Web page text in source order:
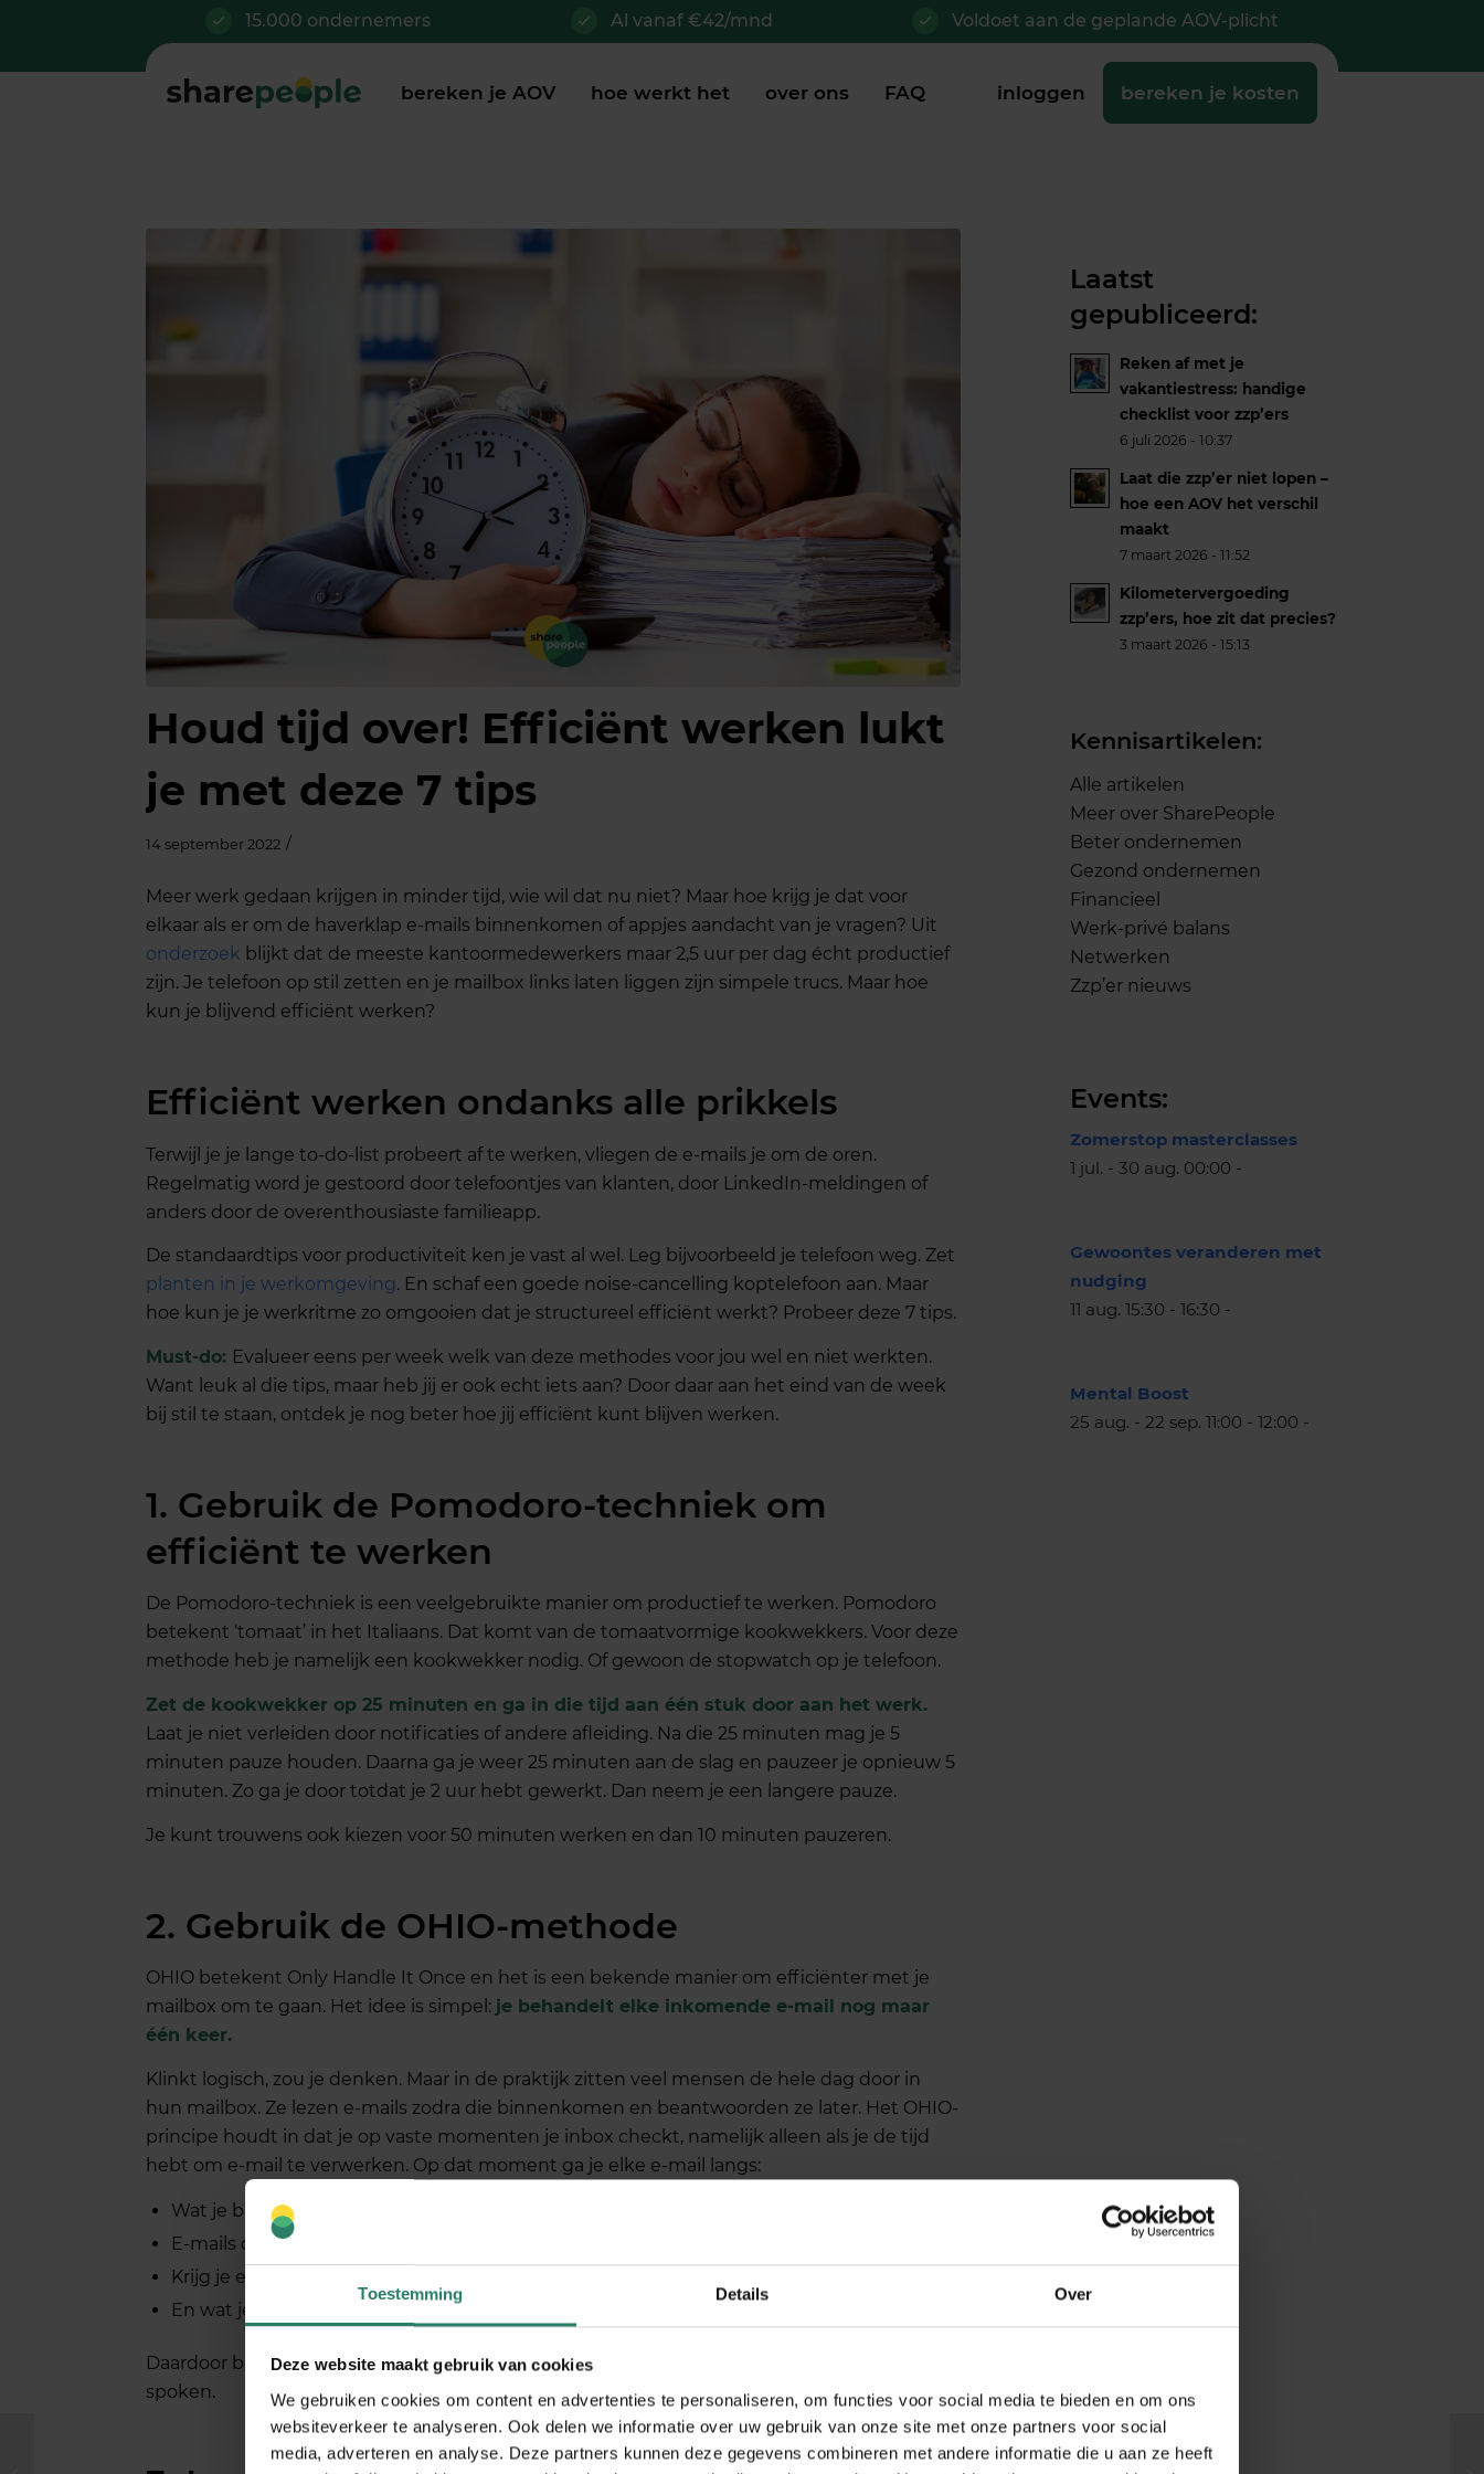
Toestemming Details Over
Deze website maakt gebruik van cookies
We gebruiken cookies om content en advertenties te personaliseren, om functies voor social media te bieden en om ons
websiteverkeer te analyseren. Ook delen we informatie over uw gebruik van onze site met onze partners voor social
media, adverteren en analyse. Deze partners kunnen deze gegevens combineren met andere informatie die u aan ze heeft
15.000 ondernemers Al vanaf €42/mnd Voldoet aan de geplande AOV-plicht
bereken je AOV hoe werkt het over ons FAQ inloggen bereken je kosten
Houd tijd over! Efficiënt werken lukt
je met deze 7 tips
14 september 2022 /
Meer werk gedaan krijgen in minder tijd, wie wil dat nu niet? Maar hoe krijg je dat voor
elkaar als er om de haverklap e-mails binnenkomen of appjes aandacht van je vragen? Uit
onderzoek blijkt dat de meeste kantoormedewerkers maar 2,5 uur per dag écht productief
zijn. Je telefoon op stil zetten en je mailbox links laten liggen zijn simpele trucs. Maar hoe
kun je blijvend efficiënt werken?
Efficiënt werken ondanks alle prikkels
Terwijl je je lange to-do-list probeert af te werken, vliegen de e-mails je om de oren.
Regelmatig word je gestoord door telefoontjes van klanten, door LinkedIn-meldingen of
anders door de overenthousiaste familieapp.
De standaardtips voor productiviteit ken je vast al wel. Leg bijvoorbeeld je telefoon weg. Zet
planten in je werkomgeving. En schaf een goede noise-cancelling koptelefoon aan. Maar
hoe kun je je werkritme zo omgooien dat je structureel efficiënt werkt? Probeer deze 7 tips.
Must-do: Evalueer eens per week welk van deze methodes voor jou wel en niet werkten.
Want leuk al die tips, maar heb jij er ook echt iets aan? Door daar aan het eind van de week
bij stil te staan, ontdek je nog beter hoe jij efficiënt kunt blijven werken.
1. Gebruik de Pomodoro-techniek om
efficiënt te werken
De Pomodoro-techniek is een veelgebruikte manier om productief te werken. Pomodoro
betekent ‘tomaat’ in het Italiaans. Dat komt van de tomaatvormige kookwekkers. Voor deze
methode heb je namelijk een kookwekker nodig. Of gewoon de stopwatch op je telefoon.
Zet de kookwekker op 25 minuten en ga in die tijd aan één stuk door aan het werk.
Laat je niet verleiden door notificaties of andere afleiding. Na die 25 minuten mag je 5
minuten pauze houden. Daarna ga je weer 25 minuten aan de slag en pauzeer je opnieuw 5
minuten. Zo ga je door totdat je 2 uur hebt gewerkt. Dan neem je een langere pauze.
Je kunt trouwens ook kiezen voor 50 minuten werken en dan 10 minuten pauzeren.
2. Gebruik de OHIO-methode
OHIO betekent Only Handle It Once en het is een bekende manier om efficiënter met je
mailbox om te gaan. Het idee is simpel: je behandelt elke inkomende e-mail nog maar
één keer.
Klinkt logisch, zou je denken. Maar in de praktijk zitten veel mensen de hele dag door in
hun mailbox. Ze lezen e-mails zodra die binnenkomen en beantwoorden ze later. Het OHIO-
principe houdt in dat je op vaste momenten je inbox checkt, namelijk alleen als je de tijd
hebt om e-mail te verwerken. Op dat moment ga je elke e-mail langs:
Wat je binnen 5 minuten kunt beantwoorden, beantwoord je direct.
E-mails die meer tijd kosten, zet je op je takenlijst voor vandaag of morgen.
Krijg je een verzoek binnen? Zet het in je agenda voor een bepaald moment.
En wat je kunt weggooien, sleep je direct naar de prullenbak.
Daardoor ben je minder tijd kwijt aan je mailbox en blijven e-mails niet door je hoofd
spoken.
Laatst
gepubliceerd:
Reken af met je
vakantiestress: handige
checklist voor zzp’ers
6 juli 2026 - 10:37
Laat die zzp’er niet lopen –
hoe een AOV het verschil
maakt
7 maart 2026 - 11:52
Kilometervergoeding
zzp’ers, hoe zit dat precies?
3 maart 2026 - 15:13
Kennisartikelen:
Alle artikelen
Meer over SharePeople
Beter ondernemen
Gezond ondernemen
Financieel
Werk-privé balans
Netwerken
Zzp’er nieuws
Events:
Zomerstop masterclasses
1 jul. - 30 aug. 00:00 -
Gewoontes veranderen met
nudging
11 aug. 15:30 - 16:30 -
Mental Boost
25 aug. - 22 sep. 11:00 - 12:00 -